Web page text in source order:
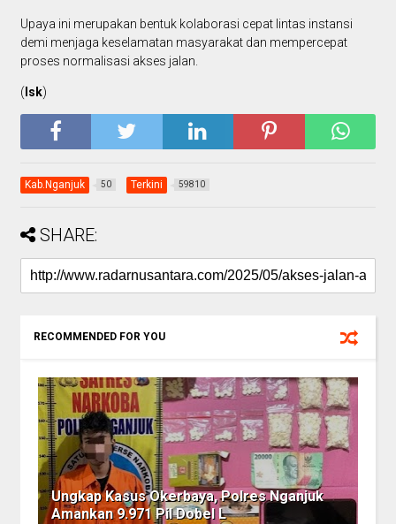
Upaya ini merupakan bentuk kolaborasi cepat lintas instansi
demi menjaga keselamatan masyarakat dan mempercepat
proses normalisasi akses jalan.
( Isk)
Kab.Nganjuk 50 Terkini 59810
SHARE:
RECOMMENDED FOR YOU
Ungkap Kasus Okerbaya, Polres Nganjuk
Amankan 9.971 Pil Dobel L